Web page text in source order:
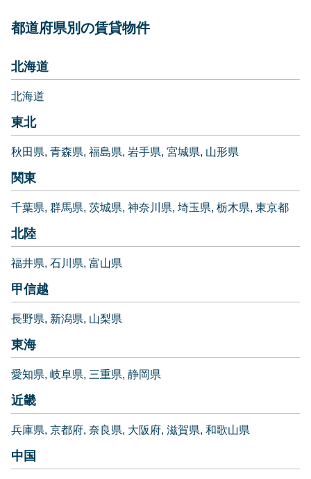
都道府県別の賃貸物件
北海道
北海道
東北
秋田県 青森県 福島県 岩手県 宮城県 山形県
関東
千葉県 群馬県 茨城県 神奈川県 埼玉県 栃木県 東京都
北陸
福井県 石川県 富山県
甲信越
長野県 新潟県 山梨県
東海
愛知県 岐阜県 三重県 静岡県
近畿
兵庫県 京都府 奈良県 大阪府 滋賀県 和歌山県
中国